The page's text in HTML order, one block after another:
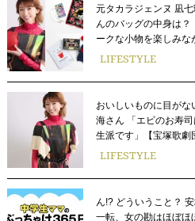
元タカラジェンヌ 凪七
んのバッグの中身は？
ークな小物を楽しみ
LIFESTYLE
おいしいものに目がな
海さん 「エビのお寿
生派です」【宝塚歌
LIFESTYLE
ん!? どういうこと？
一転、女の勘はほぼほ